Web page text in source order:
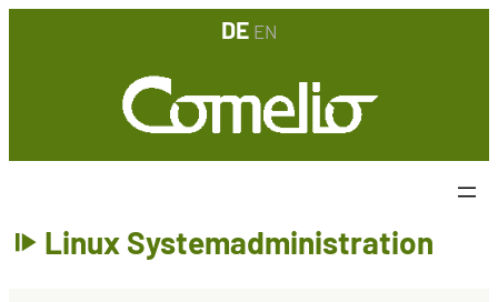
DE EN
Linux Systemadministration